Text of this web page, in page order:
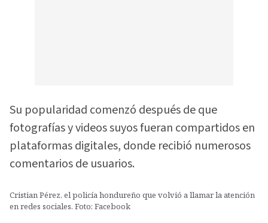
Su popularidad comenzó después de que
fotografías y videos suyos fueran compartidos en
plataformas digitales, donde recibió numerosos
comentarios de usuarios.
Cristian Pérez, el policía hondureño que volvió a llamar la atención
en redes sociales. Foto: Facebook